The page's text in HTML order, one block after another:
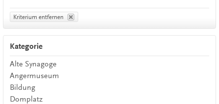
Kriterium entfernen
Kategorie
Alte Synagoge
Angermuseum
Bildung
Domplatz